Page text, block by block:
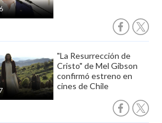
"La Resurrección de
Cristo" de Mel Gibson
confirmó estreno en
cines de Chile